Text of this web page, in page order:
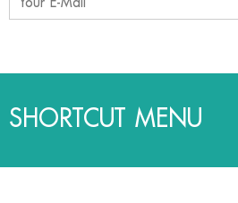
SHORTCUT MENU